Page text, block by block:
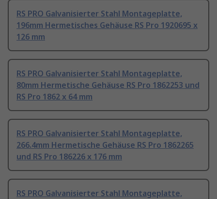
RS PRO Galvanisierter Stahl Montageplatte,
196mm Hermetisches Gehäuse RS Pro 1920695 x
126 mm
RS PRO Galvanisierter Stahl Montageplatte,
80mm Hermetische Gehäuse RS Pro 1862253 und
RS Pro 1862 x 64 mm
RS PRO Galvanisierter Stahl Montageplatte,
266.4mm Hermetische Gehäuse RS Pro 1862265
und RS Pro 186226 x 176 mm
RS PRO Galvanisierter Stahl Montageplatte,